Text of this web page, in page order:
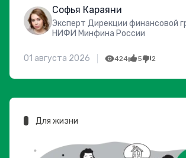
Софья Караяни
Эксперт Дирекции финансовой
НИФИ Минфина России
01 августа 2026 424 5 2
Для жизни